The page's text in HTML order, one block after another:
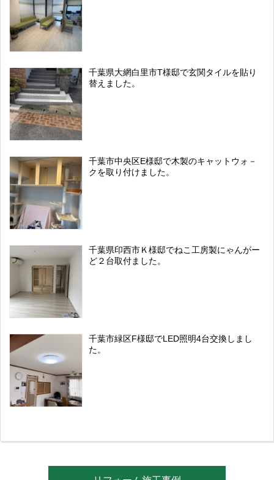
千葉県大網白里市T様邸で玄関タイルを貼り
替えました。
千葉市中央区E様邸で木製のキャットウォ－
クを取り付けました。
千葉県印西市Ｋ様邸でねこ工房製にゃんがー
ど２台取付ました。
千葉市緑区F様邸でLED照明4台交換しまし
た。